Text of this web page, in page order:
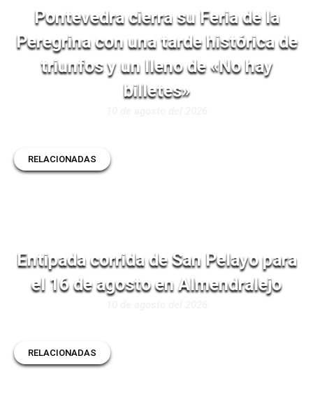
Pontevedra cierra su Feria de la
Peregrina con una tarde histórica de
triunfos y un lleno de «No hay
billetes»
RELACIONADAS
Entipada corrida de San Pelayo para
el 16 de agosto en Almendralejo
RELACIONADAS